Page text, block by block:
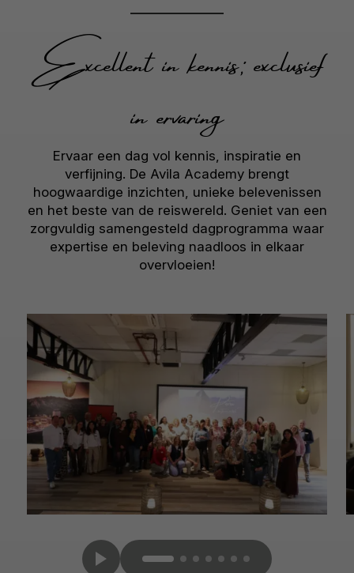
Excellent in kennis; exclusief
in ervaring
Ervaar een dag vol kennis, inspiratie en
verfijning. De Avila Academy brengt
hoogwaardige inzichten, unieke belevenissen
en het beste van de reiswereld. Geniet van een
zorgvuldig samengesteld dagprogramma waar
expertise en beleving naadloos in elkaar
overvloeien!